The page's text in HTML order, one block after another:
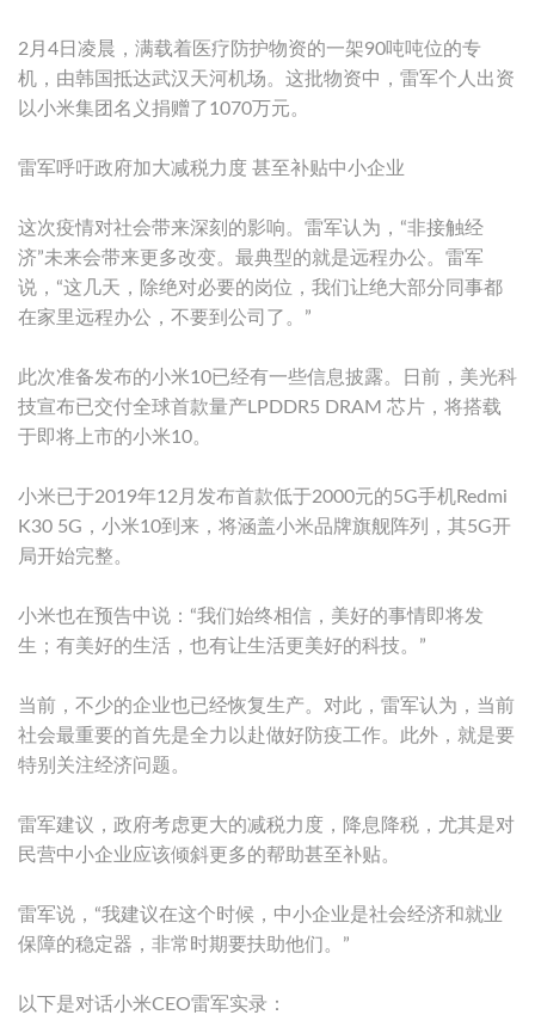
2月4日凌晨，满载着医疗防护物资的一架90吨吨位的专
机，由韩国抵达武汉天河机场。这批物资中，雷军个人出资
以小米集团名义捐赠了1070万元。
雷军呼吁政府加大减税力度 甚至补贴中小企业
这次疫情对社会带来深刻的影响。雷军认为，“非接触经
济”未来会带来更多改变。最典型的就是远程办公。雷军
说，“这几天，除绝对必要的岗位，我们让绝大部分同事都
在家里远程办公，不要到公司了。”
此次准备发布的小米10已经有一些信息披露。日前，美光科
技宣布已交付全球首款量产LPDDR5 DRAM 芯片，将搭载
于即将上市的小米10。
小米已于2019年12月发布首款低于2000元的5G手机Redmi
K30 5G，小米10到来，将涵盖小米品牌旗舰阵列，其5G开
局开始完整。
小米也在预告中说：“我们始终相信，美好的事情即将发
生；有美好的生活，也有让生活更美好的科技。”
当前，不少的企业也已经恢复生产。对此，雷军认为，当前
社会最重要的首先是全力以赴做好防疫工作。此外，就是要
特别关注经济问题。
雷军建议，政府考虑更大的减税力度，降息降税，尤其是对
民营中小企业应该倾斜更多的帮助甚至补贴。
雷军说，“我建议在这个时候，中小企业是社会经济和就业
保障的稳定器，非常时期要扶助他们。”
以下是对话小米CEO雷军实录：